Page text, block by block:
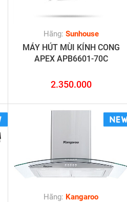
Hãng: Sunhouse
MÁY HÚT MÙI KÍNH CONG
APEX APB6601-70C
2.350.000
Hãng: Kangaroo